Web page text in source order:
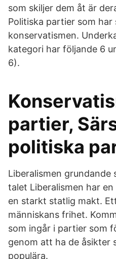
som skiljer dem åt är
Politiska partier som har
konservatismen.
kategori har följande 6
6).
partier,
politiska
Liberalismen grundande
talet Liberalismen har
en starkt statlig makt.
människans frihet.
som ingår i partier som
genom att ha de åsikter
populära.